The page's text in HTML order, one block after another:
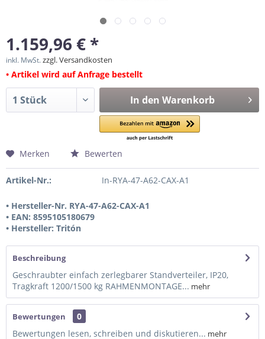
1.159,96 € *
inkl. MwSt.zzgl. Versandkosten
• Artikel wird auf Anfrage bestellt
In den Warenkorb
Merken Bewerten
Artikel-Nr.: In-RYA-47-A62-CAX-A1
• Hersteller-Nr. RYA-47-A62-CAX-A1
• EAN: 8595105180679
• Hersteller: Tritón
Beschreibung
Geschraubter einfach zerlegbarer Standverteiler, IP20,
Tragkraft 1200/1500 kg RAHMENMONTAGE... mehr
Bewertungen
0
Bewertungen lesen, schreiben und diskutieren... mehr